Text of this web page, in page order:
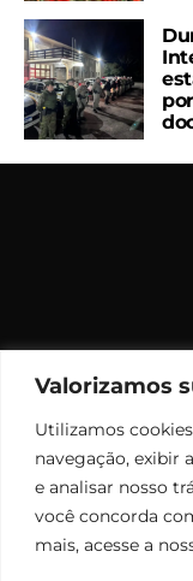
Valorizamos
Utilizamos
navegação, exibir
e analisar nosso
você concorda
mais, acesse a